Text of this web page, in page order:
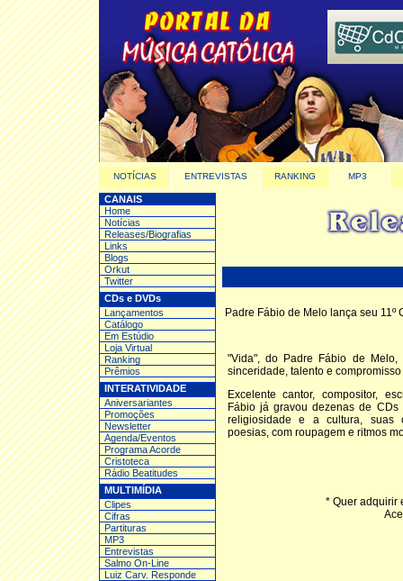
NOTÍCIAS ENTREVISTAS RANKING MP3
CANAIS
Home
Notícias
Releases/Biografias
Links
Blogs
Orkut
Twitter
CDs e DVDs
Lançamentos
Catálogo
Em Estúdio
Loja Virtual
Ranking
Prêmios
INTERATIVIDADE
Aniversariantes
Promoções
Newsletter
Agenda/Eventos
Programa Acorde
Cristoteca
Rádio Beatitudes
MULTIMÍDIA
Clipes
Cifras
Partituras
MP3
Entrevistas
Salmo On-Line
Luiz Carv. Responde
Padre Fábio de Melo lança seu 11º
"Vida", do Padre Fábio de
sinceridade, talento e
Excelente cantor, compositor,
Fábio já gravou dezenas de
religiosidade e a cultura, suas
poesias, com roupagem e ritmos
* Quer adquirir